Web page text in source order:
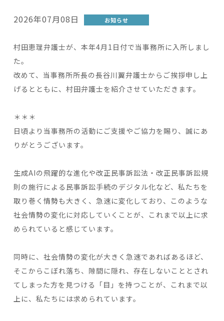
2026年07月08日 お知らせ
村田恵理弁護士が、本年4月1日付で当事務所に入所しまし
た。
改めて、当事務所所長の長谷川翼弁護士からご挨拶申し上
げるとともに、村田弁護士を紹介させていただきます。
＊＊＊
日頃より当事務所の活動にご支援やご協力を賜り、誠にあ
りがとうございます。
生成AIの飛躍的な進化や改正民事訴訟法・改正民事訴訟規
則の施行による民事訴訟手続のデジタル化など、私たちを
取り巻く情勢も大きく、急速に変化しており、このような
社会情勢の変化に対応していくことが、これまで以上に求
められていると感じています。
同時に、社会情勢の変化が大きく急速であればあるほど、
そこからこぼれ落ち、隙間に隠れ、存在しないこととされ
てしまった方を見つける「目」を持つことが、これまで以
上に、私たちには求められています。